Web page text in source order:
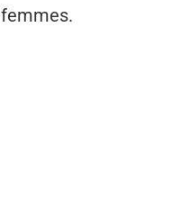
femmes.